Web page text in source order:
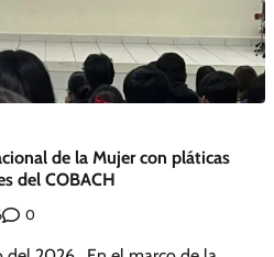
de la Mujer con pláticas
del COBACH
0